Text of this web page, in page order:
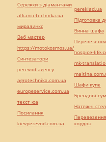
Сережки з діамантами
alliancetechnika.ua
миралинкс
Веб мастер
https://motokosmos.ua/
Синтезатори
perevod.agency
agrotechnika.com.ua
europeservice.com.ua
текст юа
Посилання
kievperevod.com.ua
pereklad.ua
Підготовка
Винна шафа
hospice-
mk-
Шафи купе
Брендові
Натяжні
кордон